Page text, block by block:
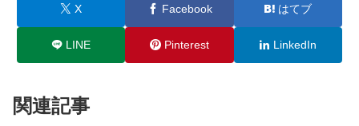
X Facebook はてブ
LINE Pinterest LinkedIn
関連記事